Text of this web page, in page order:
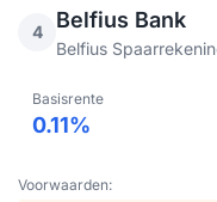
4 Belfius Bank
Belfius
Basisrente
0.11%
Voorwaarden: